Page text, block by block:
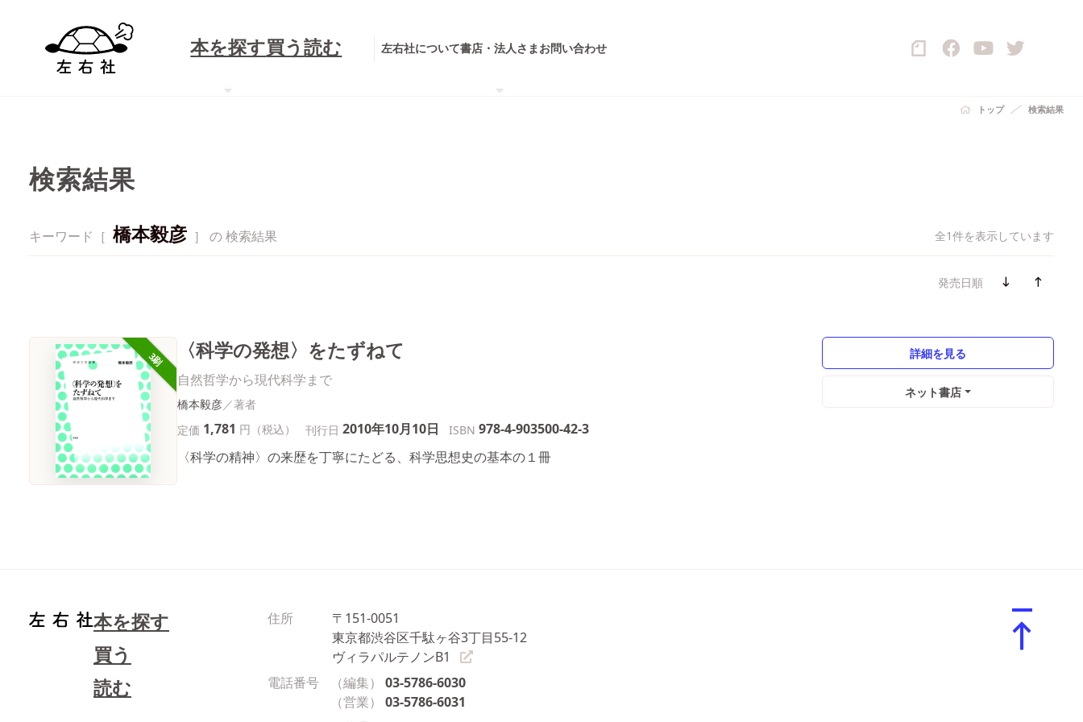
本を探す買う読む 左右社について書店・法人さまお問い合わせ
トップ 検索結果
検索結果
キーワード［ 橋本毅彦 ］ の 検索結果 全1件を表示しています
発売日順
3刷 〈科学の発想〉をたずねて
自然哲学から現代科学まで
橋本毅彦
定価 1,781 円（税込） 刊行日 2010年10月10日 ISBN 978-4-903500-42-3
〈科学の精神〉の来歴を丁寧にたどる、科学思想史の基本の１冊
詳細を見る
ネット書店
本を探す
買う
読む
住所
〒151-0051
東京都渋谷区千駄ヶ谷3丁目55-12
ヴィラパルテノンB1
電話番号
（編集）
03-5786-6030
（営業）
03-5786-6031